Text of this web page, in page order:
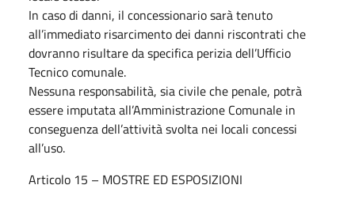
In caso di danni, il concessionario sarà tenuto
all’immediato risarcimento dei danni riscontrati che
dovranno risultare da specifica perizia dell’Ufficio
Tecnico comunale.
Nessuna responsabilità, sia civile che penale, potrà
essere imputata all’Amministrazione Comunale in
conseguenza dell’attività svolta nei locali concessi
all’uso.
Articolo 15 – MOSTRE ED ESPOSIZIONI